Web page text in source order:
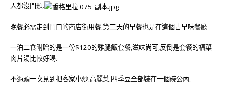
人都沒問題.
晚餐必需走到門口的商店街用餐,第二天的早餐也是在這個古早味餐廳
一泊二食附贈的是一份$120的雞腿飯套餐,滋味尚可,反倒是套餐的福菜
肉片湯比較好喝.
不過頭一次見到把客家小炒,高麗菜,四季豆全部裝在一個碗公內,